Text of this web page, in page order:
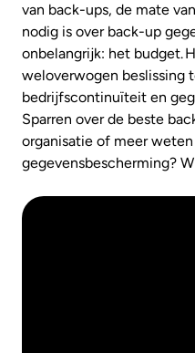
van back-ups, de mate
nodig is over back-up
onbelangrijk: het budget.
weloverwogen beslissing
bedrijfscontinuïteit en
Sparren over de beste
organisatie of meer
gegevensbescherming?